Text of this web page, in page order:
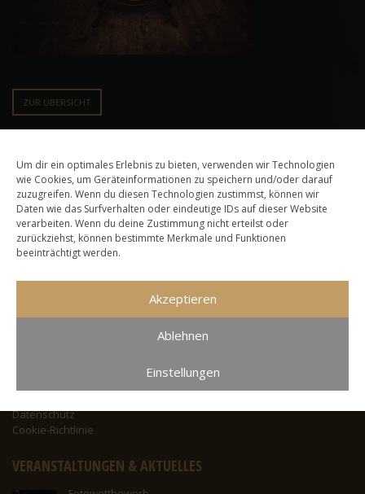
Um dir ein optimales Erlebnis zu bieten, verwenden wir Technologien
wie Cookies, um Geräteinformationen zu speichern und/oder darauf
zuzugreifen. Wenn du diesen Technologien zustimmst, können wir
Daten wie das Surfverhalten oder eindeutige IDs auf dieser Website
verarbeiten. Wenn du deine Zustimmung nicht erteilst oder
zurückziehst, können bestimmte Merkmale und Funktionen
beeinträchtigt werden.
Akzeptieren
Ablehnen
Einstellungen
ZUR ÜBERSICHT
KONTAKT
KLANG(G)ARTEN PRAXIS
Heike Sämann
84405 Dorfen
info [at] klanggarten-praxis.de
Datenschutz
Cookie-Richtlinie
VERANSTALTUNGEN & AKTUELLES